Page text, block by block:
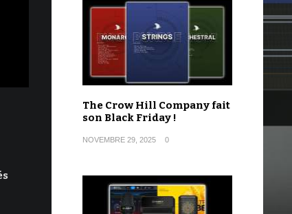
The Crow Hill Company fait
son Black Friday !
NOVEMBRE 29, 2025 0